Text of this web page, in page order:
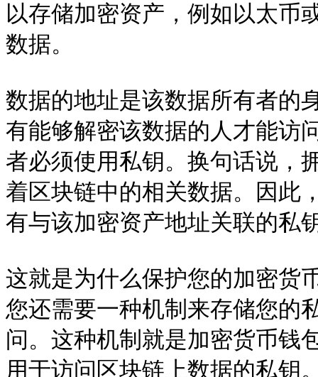
以存储加密资产，例如以太币
数据。
数据的地址是该数据所有者的
有能够解密该数据的人才能访
者必须使用私钥。换句话说，
着区块链中的相关数据。因此
有与该加密资产地址关联的私
这就是为什么保护您的加密货
您还需要一种机制来存储您的
问。这种机制就是加密货币钱
用于访问区块链上数据的私钥